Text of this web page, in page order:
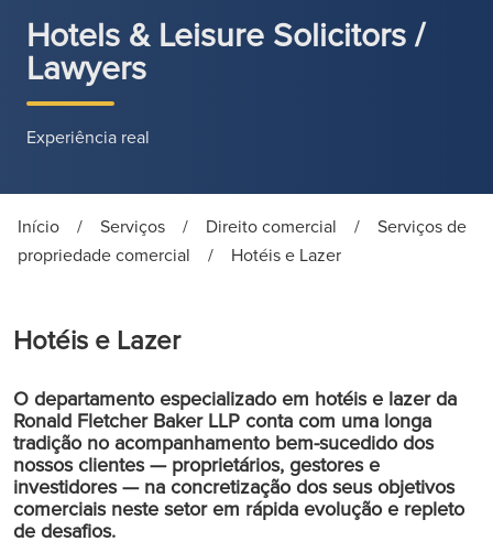
Hotels & Leisure Solicitors /
Lawyers
Experiência real
Início / Serviços / Direito comercial /
Serviços de
propriedade comercial
/ Hotéis e Lazer
Hotéis e Lazer
O departamento especializado em hotéis e lazer da
Ronald Fletcher Baker LLP conta com uma longa
tradição no acompanhamento bem-sucedido dos
nossos clientes — proprietários, gestores e
investidores — na concretização dos seus objetivos
comerciais neste setor em rápida evolução e repleto
de desafios.